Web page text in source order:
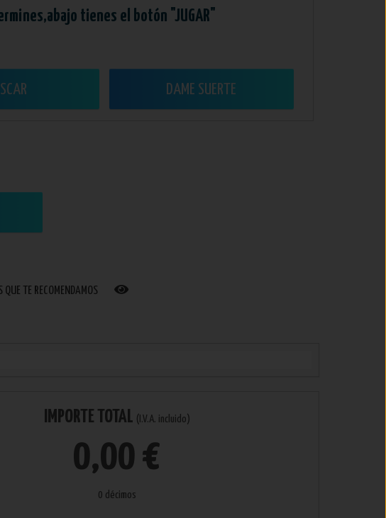
tienes el botón "JUGAR"
DAME SUERTE
QUE TE RECOMENDAMOS
IMPORTE TOTAL (I.V.A. incluido)
0,00 €
0 décimos